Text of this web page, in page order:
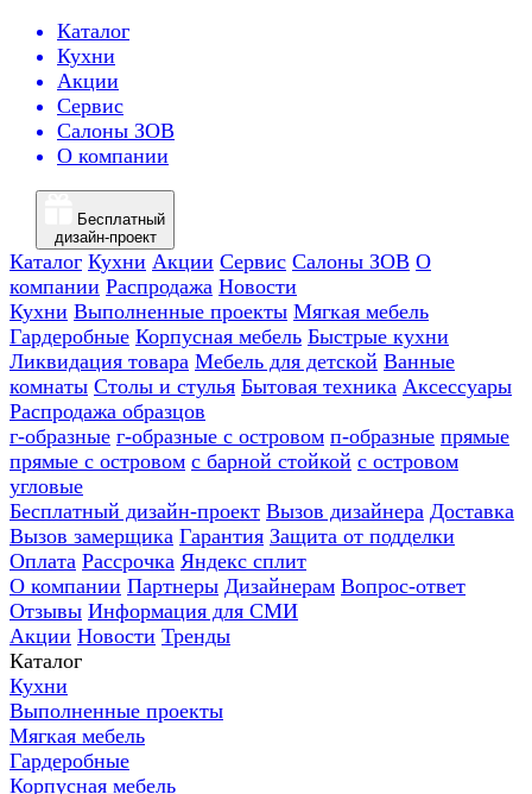
Каталог
Кухни
Акции
Сервис
Салоны ЗОВ
О компании
Бесплатный
дизайн-проект
Каталог Кухни Акции Сервис Салоны ЗОВ О
компании Распродажа Новости
Кухни Выполненные проекты Мягкая мебель
Гардеробные Корпусная мебель Быстрые кухни
Ликвидация товара Мебель для детской Ванные
комнаты Столы и стулья Бытовая техника Аксессуары
Распродажа образцов
г-образные г-образные с островом п-образные прямые
прямые с островом с барной стойкой с островом
угловые
Бесплатный дизайн-проект Вызов дизайнера Доставка
Вызов замерщика Гарантия Защита от подделки
Оплата Рассрочка Яндекс сплит
О компании Партнеры Дизайнерам Вопрос-ответ
Отзывы Информация для СМИ
Акции Новости Тренды
Каталог
Кухни
Выполненные проекты
Мягкая мебель
Гардеробные
Корпусная мебель